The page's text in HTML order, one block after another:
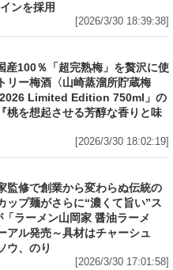
インを採用
[2026/3/30 18:39:38]
産100％「超完熟梅」を贅沢に使
リー梅酒〈山崎蒸溜所貯蔵梅
Limited Edition 750ml」の
を想起させる芳醇な香りと味
[2026/3/30 18:02:19]
監修で創業から変わらぬ伝統の
ップ麺がさらに“濃くて旨い”ス
ラーメン山岡家 醤油ラーメ
アル発売～具材はチャーシュ
ウ、のり
[2026/3/30 17:01:58]